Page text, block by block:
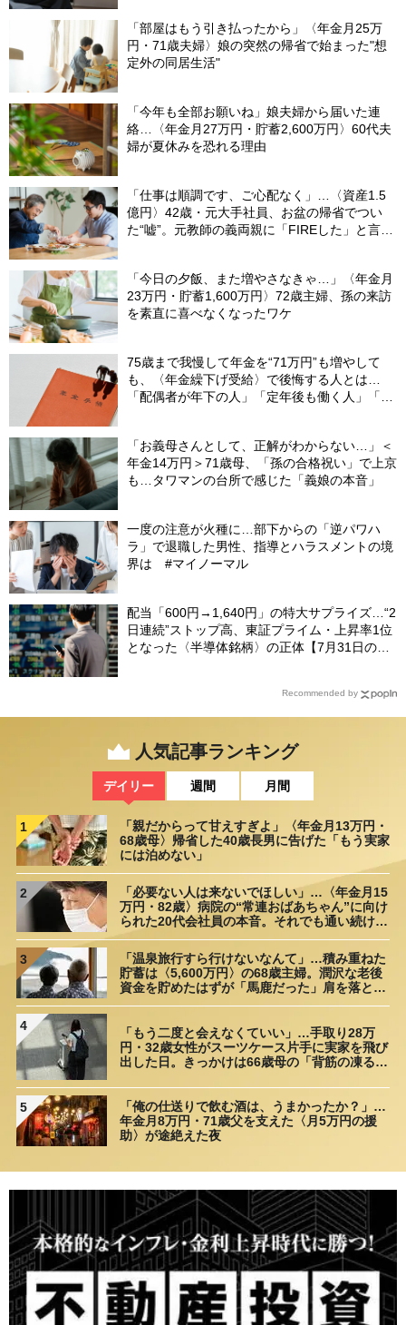
「部屋はもう引き払ったから」〈年金月25万
円・71歳夫婦〉娘の突然の帰省で始まった"想
定外の同居生活"
「今年も全部お願いね」娘夫婦から届いた連
絡…〈年金月27万円・貯蓄2,600万円〉60代夫
婦が夏休みを恐れる理由
「仕事は順調です、ご心配なく」…〈資産1.5
億円〉42歳・元大手社員、お盆の帰省でつい
た“嘘”。元教師の義両親に「FIREした」と言え
「今日の夕飯、また増やさなきゃ…」〈年金月
23万円・貯蓄1,600万円〉72歳主婦、孫の来訪
を素直に喜べなくなったワケ
75歳まで我慢して年金を“71万円”も増やして
も、〈年金繰下げ受給〉で後悔する人とは…
「配偶者が年下の人」「定年後も働く人」「特
「お義母さんとして、正解がわからない…」＜
年金14万円＞71歳母、「孫の合格祝い」で上京
も…タワマンの台所で感じた「義娘の本音」
一度の注意が火種に…部下からの「逆パワハ
ラ」で退職した男性、指導とハラスメントの境
界は #マイノーマル
配当「600円→1,640円」の特大サプライズ…“2
日連続”ストップ高、東証プライム・上昇率1位
となった〈半導体銘柄〉の正体【7月31日の国
Recommended by
人気記事ランキング
デイリー 週間 月間
1
「親だからって甘えすぎよ」〈年金月13万円・
68歳母〉帰省した40歳長男に告げた「もう実家
には泊めない」
2
「必要ない人は来ないでほしい」…〈年金月15
万円・82歳〉病院の“常連おばあちゃん”に向け
られた20代会社員の本音。それでも通い続ける
理由
3
「温泉旅行すら行けないなんて」…積み重ねた
貯蓄は〈5,600万円〉の68歳主婦。潤沢な老後
資金を貯めたはずが「馬鹿だった」肩を落とす
理由
4
「もう二度と会えなくていい」…手取り28万
円・32歳女性がスーツケース片手に実家を飛び
出した日。きっかけは66歳母の「背筋の凍る一
5
「俺の仕送りで飲む酒は、うまかったか？」…
年金月8万円・71歳父を支えた〈月5万円の援
助〉が途絶えた夜